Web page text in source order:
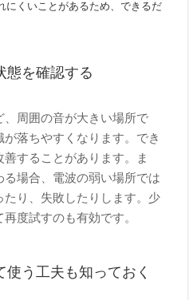
にくいことがあるため、できるだ
態を確認する
周囲の音が大きい場所で
落ちやすくなります。でき
することがあります。ま
場合、電波の弱い場所では
り、失敗したりします。少
度試すのも有効です。
う工夫も知っておく